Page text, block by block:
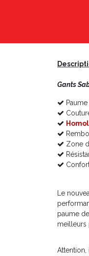
Gants
Zone
Le
paume
meilleurs
Attention,